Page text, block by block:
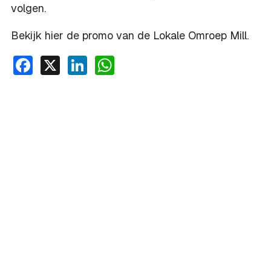
volgen.
Bekijk hier de promo van de Lokale Omroep Mill.
Facebook
X LinkedIn